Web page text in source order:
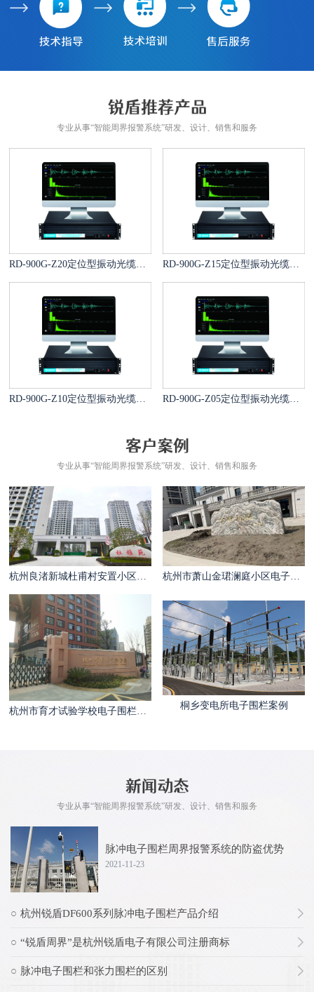
专业从事“智能周界报警系统”研发、设计、销售和服务
RD-900G-Z20定位型振动光缆报警系统 RD-900G-Z15定位型振动光缆报警系统
RD-900G-Z10定位型振动光缆报警系统 RD-900G-Z05定位型振动光缆报警系统
专业从事“智能周界报警系统”研发、设计、销售和服务
杭州良渚新城杜甫村安置小区电子围栏案例 杭州市萧山金珺澜庭小区电子围栏案例
杭州市育才试验学校电子围栏案例
桐乡变电所电子围栏案例
专业从事“智能周界报警系统”研发、设计、销售和服务
脉冲电子围栏周界报警系统的防盗优势
2021-11-23
杭州锐盾DF600系列脉冲电子围栏产品介绍
“锐盾周界”是杭州锐盾电子有限公司注册商标
脉冲电子围栏和张力围栏的区别